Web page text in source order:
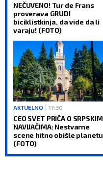
NEČUVENO! Tur de Frans
proverava GRUDI
biciklistkinja, da vide da li
varaju! (FOTO)
AKTUELNO 17:30
CEO SVET PRIČA O SRPSKIM
NAVIJAČIMA: Nestvarne
scene hitno obišle planetu
(FOTO)